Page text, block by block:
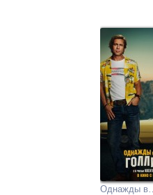
Однажды